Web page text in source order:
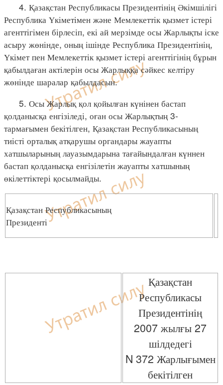
4. Қазақстан Республикасы Президентінің Әкімшілігі
Республика Үкіметімен және Мемлекеттік қызмет істері
агенттігімен бірлесіп, екі ай мерзімде осы Жарлықты іске
асыру жөнінде, оның ішінде Республика Президентінің,
Үкімет пен Мемлекеттік қызмет істері агенттігінің бұрын
қабылдаған актілерін осы Жарлыққа сәйкес келтіру
жөнінде шаралар қабылдасын.
5. Осы Жарлық қол қойылған күнінен бастап
қолданысқа енгізіледі, оған осы Жарлықтың 3-
тармағымен бекітілген, Қазақстан Республикасының
тиісті орталық атқарушы органдары жауапты
хатшыларының лауазымдарына тағайындалған күннен
бастап қолданысқа енгізілетін жауапты хатшының
өкілеттіктері қосылмайды.
Қазақстан Республикасының
Президенті
Қазақстан
Республикасы
Президентінің
2007 жылғы 27
шілдедегі
N 372 Жарлығымен
бекітілген